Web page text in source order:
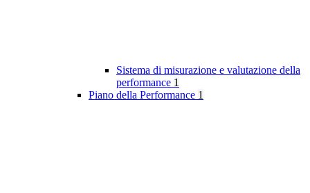
Sistema di misurazione e valutazione della
performance 1
Piano della Performance 1